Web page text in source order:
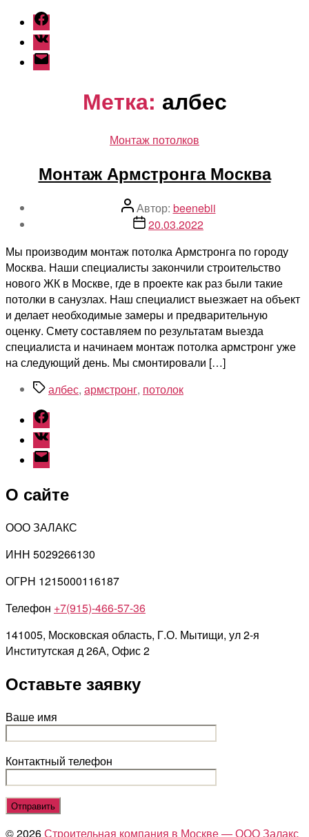
Facebook
Vk
Email
Метка: албес
Рубрики
Монтаж потолков
Монтаж Армстронга Москва
Автор
записи
Автор: beenebii
Дата20.03.2022
Мы производим монтаж потолка Армстронга по городу
Москва. Наши специалисты закончили строительство
нового ЖК в Москве, где в проекте как раз были такие
потолки в санузлах. Наш специалист выезжает на объект
и делает необходимые замеры и предварительную
оценку. Смету составляем по результатам выезда
специалиста и начинаем монтаж потолка армстронг уже
на следующий день. Мы смонтировали […]
Меткиалбес, армстронг, потолок
Facebook
Vk
Email
О сайте
ООО ЗАЛАКС
ИНН 5029266130
ОГРН 1215000116187
Телефон +7(915)-466-57-36
141005, Московская область, Г.О. Мытищи, ул 2-я
Институтская д 26А, Офис 2
Оставьте заявку
Ваше имя
Контактный телефон
© 2026Строительная компания в Москве — ООО Залакс